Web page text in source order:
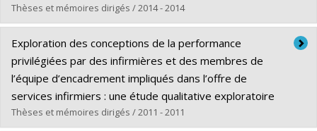
Grade :M. Sc.
Lien vers le document dans Papyrus
Thèses et mémoires dirigés / 2014 - 2014
Graduate : Filion-Côté, Marilys
Cycle :Master's
Grade : M. Sc.
Lien vers le document dans Papyrus
Exploration des conceptions de la performance
privilégiées par des infirmières et des membres de
l’équipe d’encadrement impliqués dans l’offre de
services infirmiers : une étude qualitative exploratoire
Thèses et mémoires dirigés / 2011 - 2011